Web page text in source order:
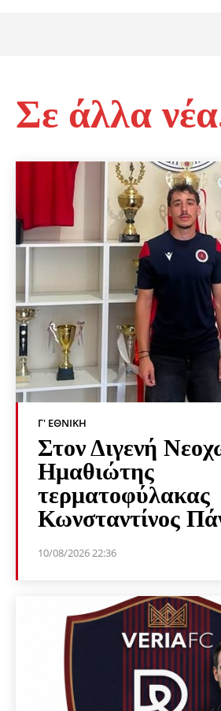
Σε άλλα
Γ' ΕΘΝΙΚΉ
Στον Διγενή
Ημαθιώτης
τερματοφύλακας
Κωνσταντίνος
10/08/2026 22:36